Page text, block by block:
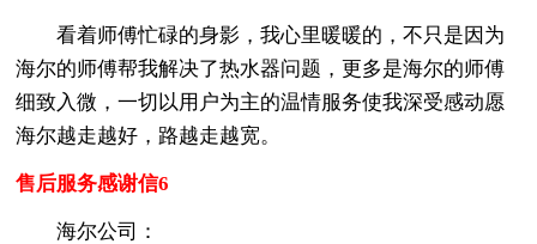
看着师傅忙碌的身影，我心里暖暖的，不只是因为
海尔的师傅帮我解决了热水器问题，更多是海尔的师傅
细致入微，一切以用户为主的温情服务使我深受感动愿
海尔越走越好，路越走越宽。
售后服务感谢信6
海尔公司：